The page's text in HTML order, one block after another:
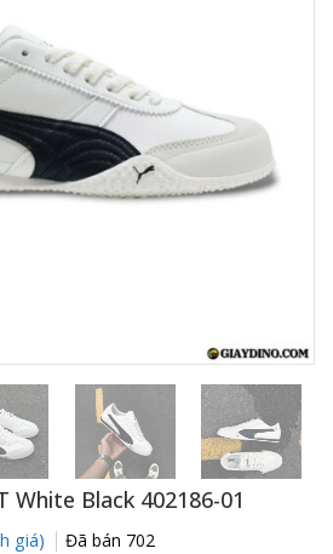
White Black 402186-01
giá) Đã bán 702